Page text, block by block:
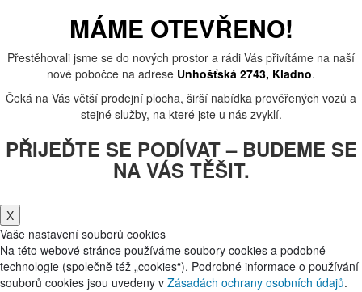
MÁME OTEVŘENO!
Přestěhovali jsme se do nových prostor a rádi Vás přivítáme na naší
nové pobočce na adrese Unhošťská 2743, Kladno.
Čeká na Vás větší prodejní plocha, širší nabídka prověřených vozů a
stejné služby, na které jste u nás zvyklí.
PŘIJEĎTE SE PODÍVAT – BUDEME SE
NA VÁS TĚŠIT.
X
Vaše nastavení souborů cookies
Na této webové stránce používáme soubory cookies a podobné
technologie (společně též „cookies“). Podrobné informace o používání
souborů cookies jsou uvedeny v Zásadách ochrany osobních údajů.